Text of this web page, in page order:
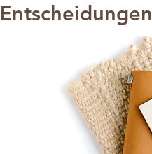
Entscheidungen